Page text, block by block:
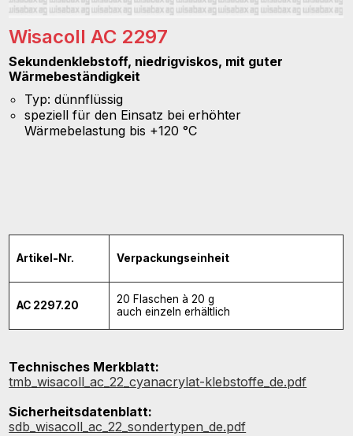
Wisacoll AC 2297
Sekundenklebstoff, niedrigviskos, mit guter
Wärmebeständigkeit
Typ: dünnflüssig
speziell für den Einsatz bei erhöhter
Wärmebelastung bis +120 °C
Artikel-Nr. Verpackungseinheit
AC 2297.20
20 Flaschen à 20 g
auch einzeln erhältlich
Technisches Merkblatt:
tmb_wisacoll_ac_22_cyanacrylat-klebstoffe_de.pdf
Sicherheitsdatenblatt:
sdb_wisacoll_ac_22_sondertypen_de.pdf